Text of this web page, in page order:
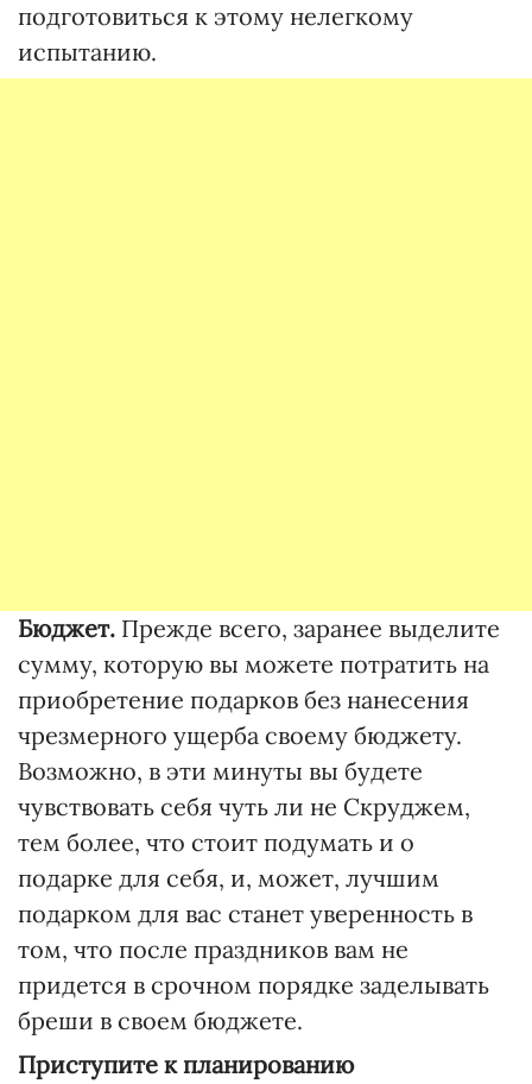
подготовиться к этому нелегкому
испытанию.
Бюджет. Прежде всего, заранее выделите
сумму, которую вы можете потратить на
приобретение подарков без нанесения
чрезмерного ущерба своему бюджету.
Возможно, в эти минуты вы будете
чувствовать себя чуть ли не Скруджем,
тем более, что стоит подумать и о
подарке для себя, и, может, лучшим
подарком для вас станет уверенность в
том, что после праздников вам не
придется в срочном порядке заделывать
бреши в своем бюджете.
Приступите к планированию